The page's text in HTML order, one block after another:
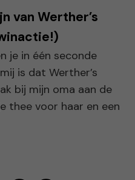
van Werther’s
je in één seconde
is dat Werther’s
bij mijn oma aan de
thee voor haar en een